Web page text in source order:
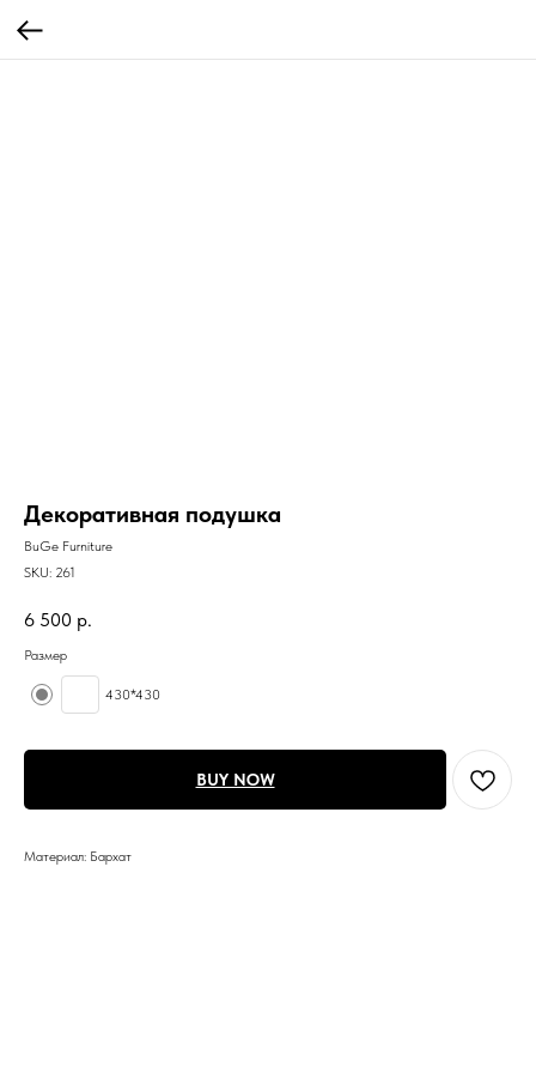
Декоративная подушка
BuGe Furniture
SKU: 261
6 500 р.
Размер
430*430
BUY NOW
Материал: Бархат